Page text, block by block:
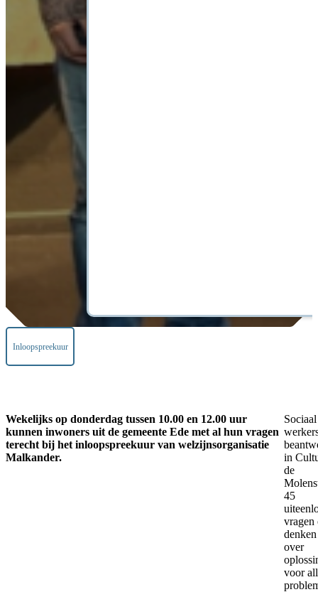
Inloopspreekuur
Wekelijks op donderdag tussen 10.00 en 12.00 uur
kunnen inwoners uit de gemeente Ede met al hun vragen
terecht bij het inloopspreekuur van welzijnsorganisatie
Malkander.
Sociaal
in
de
45
vragen
over
voor